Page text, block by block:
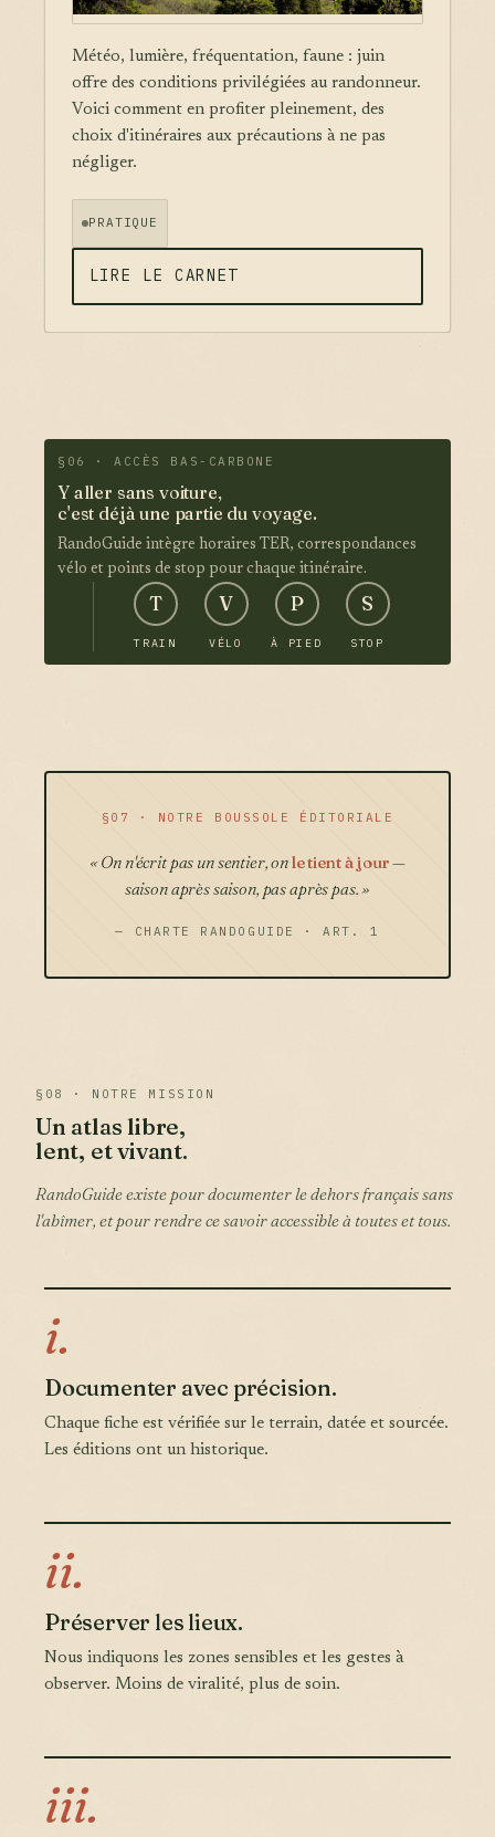
Météo, lumière, fréquentation, faune : juin
offre des conditions privilégiées au randonneur.
Voici comment en profiter pleinement, des
choix d'itinéraires aux précautions à ne pas
négliger.
PRATIQUE
LIRE LE CARNET
§06 · ACCÈS BAS-CARBONE
Y aller sans voiture,
c'est déjà une partie du voyage.
RandoGuide intègre horaires TER, correspondances
vélo et points de stop pour chaque itinéraire.
T
TRAIN
V
VÉLO
P
À PIED
S
STOP
§07 · NOTRE BOUSSOLE ÉDITORIALE
« On n'écrit pas un sentier, on le tient à jour—
saison après saison, pas après pas. »
— CHARTE RANDOGUIDE · ART. 1
§08 · NOTRE MISSION
Un atlas libre,
lent, et vivant.
RandoGuide existe pour documenter le dehors français sans
l'abîmer, et pour rendre ce savoir accessible à toutes et tous.
i.
Documenter avec précision.
Chaque fiche est vérifiée sur le terrain, datée et sourcée.
Les éditions ont un historique.
ii.
Préserver les lieux.
Nous indiquons les zones sensibles et les gestes à
observer. Moins de viralité, plus de soin.
iii.